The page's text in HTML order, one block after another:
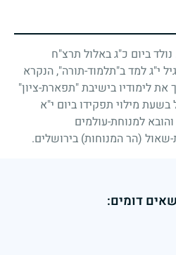
ביום כ"ג באלול תרצ"ח
י"ג למד ב"תלמוד-תורה", הנקרא
את לימודיו בישיבת "תפארת-ציון"
בשעת מילוי תפקידו ביום י"א
והובא למנוחת-עולמים
שאול (הר המנוחות) בירושלים.
דומים: